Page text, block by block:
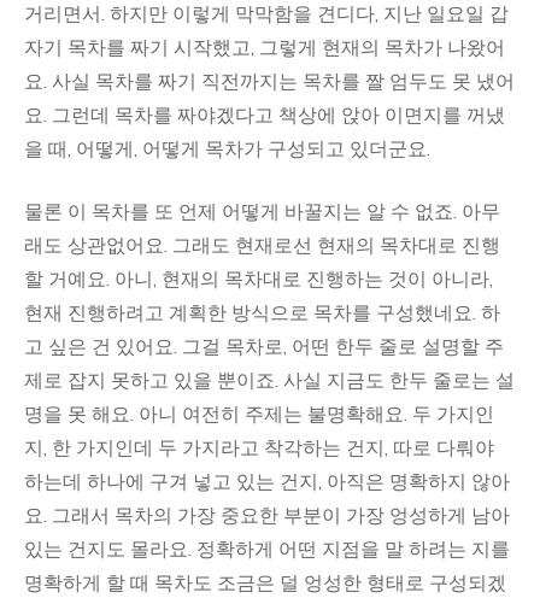
거리면서. 하지만 이렇게 막막함을 견디다, 지난 일요일 갑
자기 목차를 짜기 시작했고, 그렇게 현재의 목차가 나왔어
요. 사실 목차를 짜기 직전까지는 목차를 짤 엄두도 못 냈어
요. 그런데 목차를 짜야겠다고 책상에 앉아 이면지를 꺼냈
을 때, 어떻게, 어떻게 목차가 구성되고 있더군요.
물론 이 목차를 또 언제 어떻게 바꿀지는 알 수 없죠. 아무
래도 상관없어요. 그래도 현재로선 현재의 목차대로 진행
할 거예요. 아니, 현재의 목차대로 진행하는 것이 아니라,
현재 진행하려고 계획한 방식으로 목차를 구성했네요. 하
고 싶은 건 있어요. 그걸 목차로, 어떤 한두 줄로 설명할 주
제로 잡지 못하고 있을 뿐이죠. 사실 지금도 한두 줄로는 설
명을 못 해요. 아니 여전히 주제는 불명확해요. 두 가지인
지, 한 가지인데 두 가지라고 착각하는 건지, 따로 다뤄야
하는데 하나에 구겨 넣고 있는 건지, 아직은 명확하지 않아
요. 그래서 목차의 가장 중요한 부분이 가장 엉성하게 남아
있는 건지도 몰라요. 정확하게 어떤 지점을 말 하려는 지를
명확하게 할 때 목차도 조금은 덜 엉성한 형태로 구성되겠